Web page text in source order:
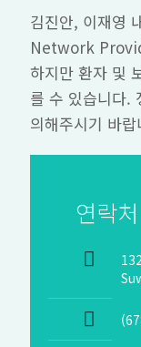
김진안, 이재영
Network
하지만 환자 및
를 수 있습니다.
의해주시기 바랍
연락처